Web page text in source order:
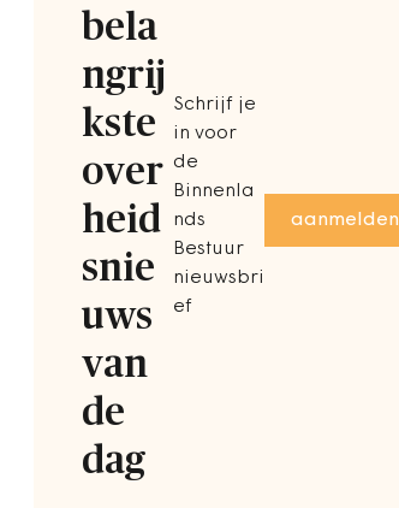
bela
ngrij
kste
over
heid
snie
uws
van
de
dag
Schrijf je
in voor
de
Binnenla
nds
Bestuur
nieuwsbri
ef
aanmelden